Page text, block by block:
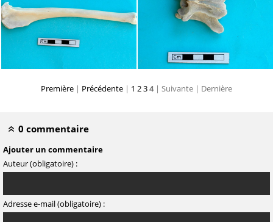
Première | Précédente | 1 234 | Suivante | Dernière
0 commentaire
Ajouter un commentaire
Auteur (obligatoire) :
Adresse e-mail (obligatoire) :